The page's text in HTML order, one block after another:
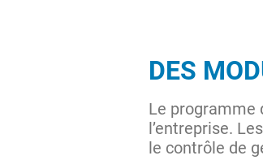
DES
Le programme
l’entreprise.
le contrôle de